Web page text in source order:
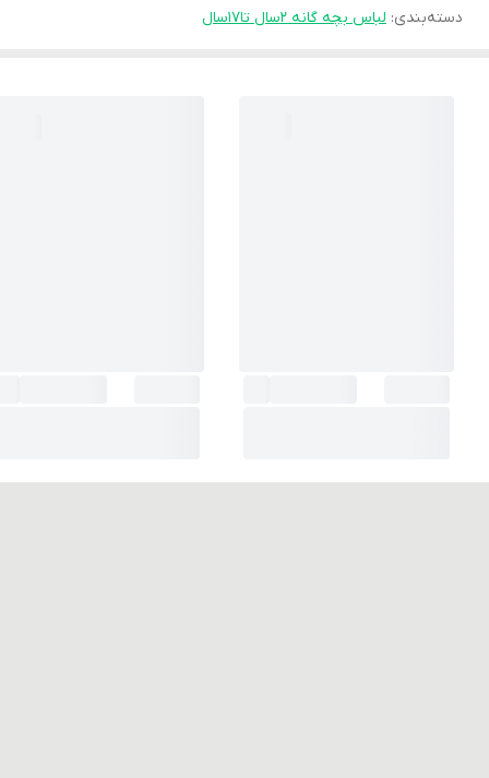
دسته‌بندی: لباس بچه گانه 2سال تا۱۷سال